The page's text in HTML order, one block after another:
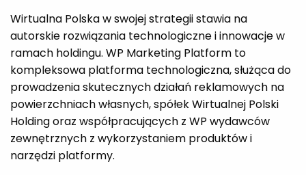
Wirtualna Polska w swojej strategii stawia na
autorskie rozwiązania technologiczne i innowacje w
ramach holdingu. WP Marketing Platform to
kompleksowa platforma technologiczna, służąca do
prowadzenia skutecznych działań reklamowych na
powierzchniach własnych, spółek Wirtualnej Polski
Holding oraz współpracujących z WP wydawców
zewnętrznych z wykorzystaniem produktów i
narzędzi platformy.